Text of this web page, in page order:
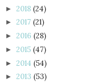
► 2018 (24)
► 2017 (21)
► 2016 (28)
► 2015 (47)
► 2014 (54)
► 2013 (53)